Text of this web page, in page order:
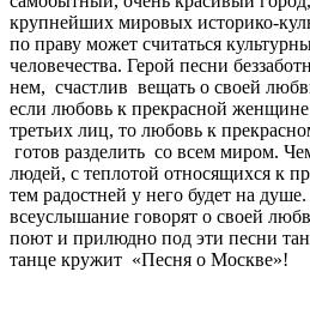
крупнейших мировых историко-
по праву может считаться
человечества. Герой песни
нем, счастлив вещать о своей
если любовь к прекрасной женщине
третьих лиц, то любовь к
готов разделить со всем миром.
людей, с теплотой относящихся к
тем радостней у него будет на
всеуслышание говорят о своей
поют и прилюдно под эти песни
танце кружит «Песня о Москве»!